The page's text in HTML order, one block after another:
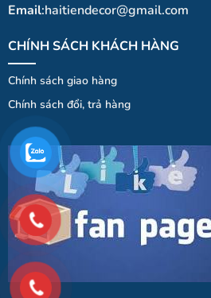
Email:haitiendecor@gmail.com
CHÍNH SÁCH KHÁCH HÀNG
Chính sách giao hàng
Chínhsáchđổi, trả hàng